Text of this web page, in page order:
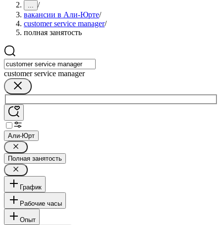
... /
вакансии в Али-Юрте/
customer service manager/
полная занятость
customer service manager
Али-Юрт
Полная занятость
График
Рабочие часы
Опыт